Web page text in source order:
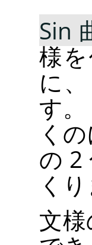
Sin
様
に
す。
く
の 2
くり
文